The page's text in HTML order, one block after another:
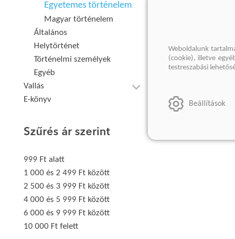
Egyetemes történelem
Magyar történelem
Általános
Helytörténet
Történelmi személyek
Egyéb
Vallás
E-könyv
Szűrés ár szerint
999 Ft alatt
1 000 és 2 499 Ft között
2 500 és 3 999 Ft között
4 000 és 5 999 Ft között
6 000 és 9 999 Ft között
10 000 Ft felett
Weboldalunk
(cookie), illetve
testreszabási
Beállítások